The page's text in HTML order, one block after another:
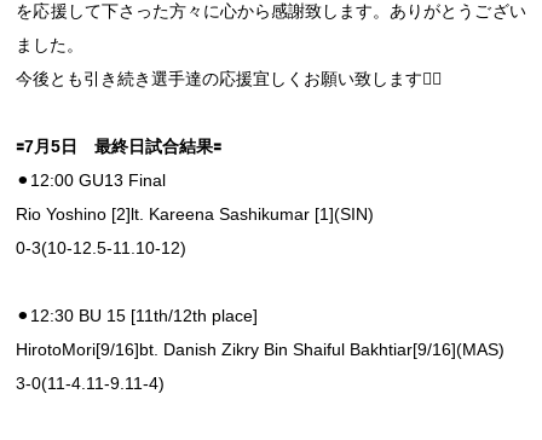
を応援して下さった方々に心から感謝致します。ありがとうござい
ました。
今後とも引き続き選手達の応援宜しくお願い致します🙇‍♀️
🟰7月5日 最終日試合結果🟰
⚫︎12:00 GU13 Final
Rio Yoshino [2]lt. Kareena Sashikumar [1](SIN)
0-3(10-12.5-11.10-12)
⚫︎12:30 BU 15 [11th/12th place]
HirotoMori[9/16]bt. Danish Zikry Bin Shaiful Bakhtiar[9/16](MAS)
3-0(11-4.11-9.11-4)